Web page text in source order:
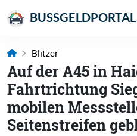
Blitzer
Auf der A45 in
Fahrtrichtung
mobilen
Seitenstreifen